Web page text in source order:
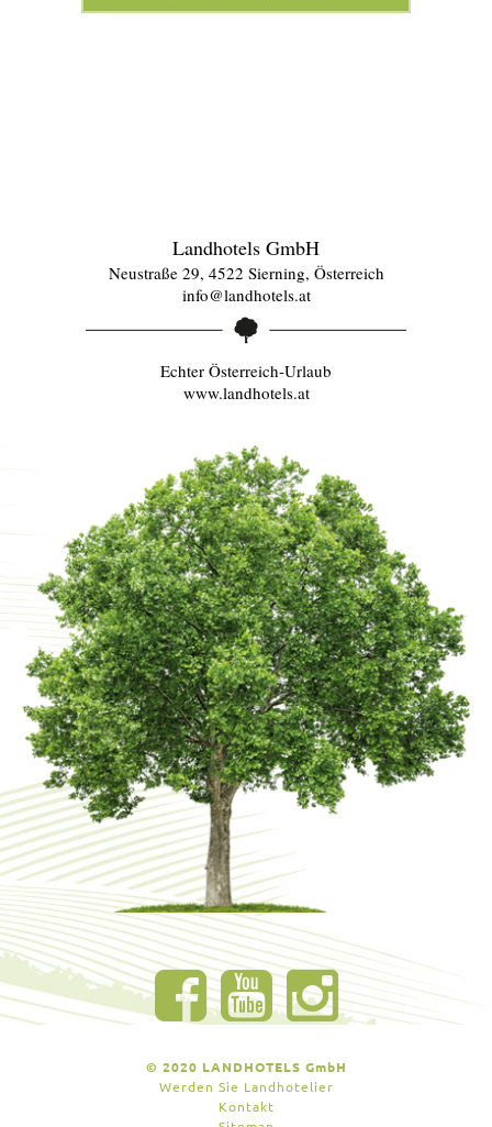
Landhotels GmbH
Neustraße 29, 4522 Sierning, Österreich
info@landhotels.at
Echter Österreich-Urlaub
www.landhotels.at
© 2020 LANDHOTELS GmbH
Werden Sie Landhotelier
Kontakt